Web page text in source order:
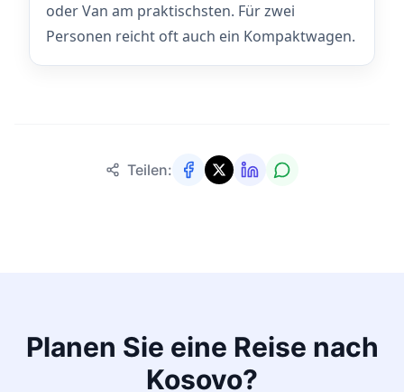
oder Van am praktischsten. Für zwei
Personen reicht oft auch ein Kompaktwagen.
Teilen:
Planen Sie eine Reise nach
Kosovo?